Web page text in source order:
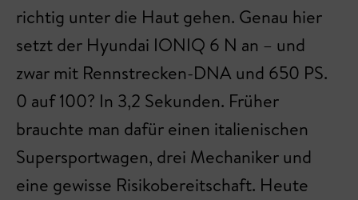
richtig unter die Haut gehen. Genau hier
setzt der Hyundai IONIQ 6 N an – und
zwar mit Rennstrecken-DNA und 650 PS.
0 auf 100? In 3,2 Sekunden. Früher
brauchte man dafür einen italienischen
Supersportwagen, drei Mechaniker und
eine gewisse Risikobereitschaft. Heute